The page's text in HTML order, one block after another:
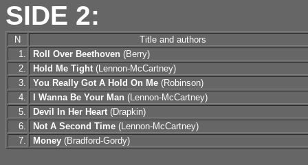
SIDE 2:
N
Title and authors
1.
Roll Over Beethoven (Berry)
2.
Hold Me Tight (Lennon-McCartney)
3.
You Really Got A Hold On Me (Robinson)
4.
I Wanna Be Your Man (Lennon-McCartney)
5.
Devil In Her Heart (Drapkin)
6.
Not A Second Time (Lennon-McCartney)
7.
Money (Bradford-Gordy)